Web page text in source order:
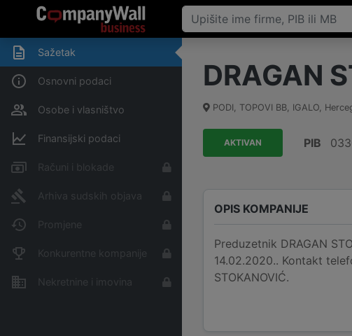
Sažetak
Osnovni podaci
Osobe i vlasništvo
Finansijski podaci
Računi i blokade
Arhiva sudskih objava
Promjene
Konkurentne kompanije
Nekretnine i imovina
DRAGAN
PODI, TOPOVI BB, IGALO,
AKTIVAN PIB
OPIS KOMPANIJE
Preduzetnik DRAGAN
14.02.2020.. Kontakt
STOKANOVIĆ.